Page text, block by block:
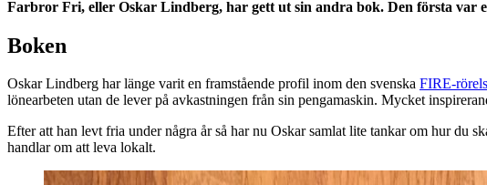
Farbror Fri, eller Oskar Lindberg, har gett ut sin andra bok. Den första var
Boken
Oskar Lindberg har länge varit en framstående profil inom den svenska FIRE-
lönearbeten utan de lever på avkastningen från sin pengamaskin. Mycket
Efter att han levt fria under några år så har nu Oskar samlat lite tankar om hur
handlar om att leva lokalt.